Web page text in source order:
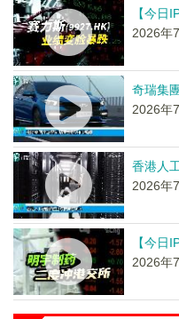
【今日
2026年
奇瑞集
2026年
香港人
2026年
【今日
2026年